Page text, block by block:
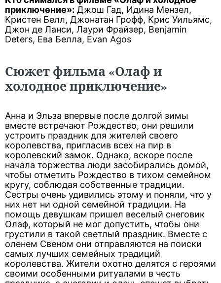
приключение»: Джош Гад, Идина Мензел,
Кристен Белл, Джонатан Грофф, Крис Уильямс,
Джон де Ланси, Лаури Фрайзер, Benjamin
Deters, Ева Белла, Evan Agos
Сюжет фильма «Олаф и
холодное приключение»
Анна и Эльза впервые после долгой зимы
вместе встречают Рождество, они решили
устроить праздник для жителей своего
королевства, пригласив всех на пир в
королевский замок. Однако, вскоре после
начала торжества люди засобирались домой,
чтобы отметить Рождество в тихом семейном
кругу, соблюдая собственные традиции.
Сестры очень удивились этому и поняли, что у
них нет ни одной семейной традиции. На
помощь девушкам пришел веселый снеговик
Олаф, который не мог допустить, чтобы они
грустили в такой светлый праздник. Вместе с
оленем Свеном они отправляются на поиски
самых лучших семейных традиций
королевства. Жители охотно делятся с героями
своими особенными ритуалами в честь